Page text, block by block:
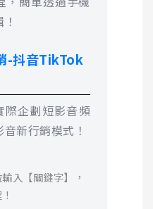
-抖音TikTok
企劃短影音頻
新行銷模式！
入【關鍵字】，